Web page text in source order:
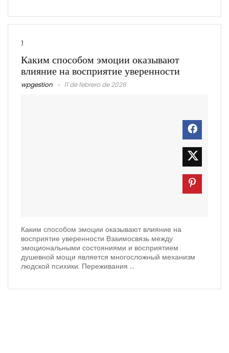
1
Каким способом эмоции оказывают
влияние на восприятие уверенности
wpgestion 11 de febrero de 2026
Каким способом эмоции оказывают влияние на
восприятие уверенности Взаимосвязь между
эмоциональными состояниями и восприятием
душевной мощи является многосложный механизм
людской психики. Переживания ...